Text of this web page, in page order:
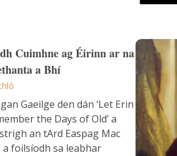
Cuimhne ag Éirinn ar na
a Bhí
Gaeilge den dán ‘Let Erin
the Days of Old’ a
an tArd Easpag Mac
a foilsíodh sa leabhar
Bíodh